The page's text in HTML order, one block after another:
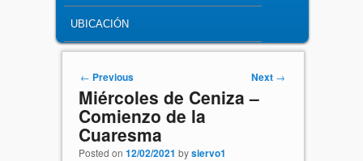
UBICACIÓN
Post navigation
← Previous Next →
Miércoles de Ceniza –
Comienzo de la
Cuaresma
Posted on 12/02/2021 bysiervo1